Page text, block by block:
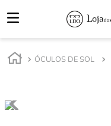
ÓCULOS DE SOL